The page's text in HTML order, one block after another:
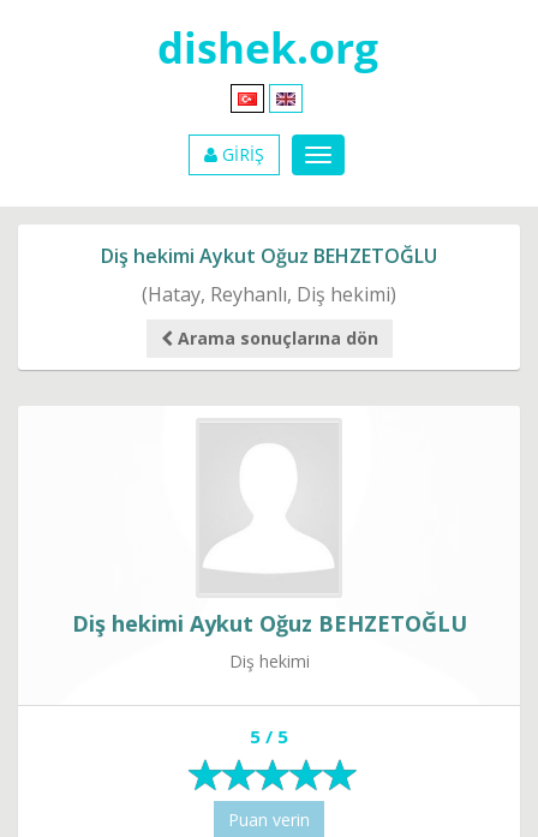
GİRİŞ
Diş hekimi Aykut Oğuz BEHZETOĞLU
(Hatay, Reyhanlı, Diş hekimi)
Arama sonuçlarına dön
Diş hekimi Aykut Oğuz BEHZETOĞLU
Diş hekimi
5 / 5
Puan verin